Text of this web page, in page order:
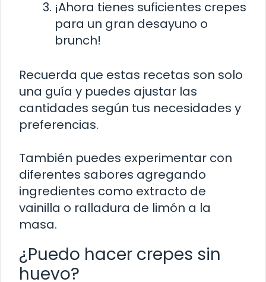
¡Ahora tienes suficientes crepes
para un gran desayuno o
brunch!
Recuerda que estas recetas son solo
una guía y puedes ajustar las
cantidades según tus necesidades y
preferencias.
También puedes experimentar con
diferentes sabores agregando
ingredientes como extracto de
vainilla o ralladura de limón a la
masa.
¿Puedo hacer crepes sin
huevo?